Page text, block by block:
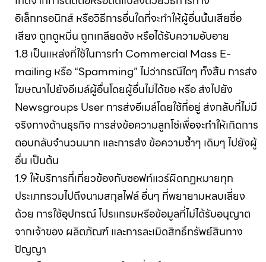
อิเล็กทรอนิกส์ หรือวิธีการอื่นใดที่จะทําให้ผู้อื่นนั้นเสียชื่อ
เสียง ถูกดูหมิ่น ถูกเกลียดชัง หรือได้รับความอับอาย
1.8 เป็นแหล่งที่ใช้ในการทำ Commercial Mass E-
mailing หรือ “Spamming” ไม่ว่ากรณีใดๆ ทั้งสิ้น การส่ง
โฆษณาไปยังอีเมล์ผู้อื่นโดยผู้อื่นไม่ได้ขอ หรือ ส่งไปยัง
Newsgroups User การส่งอีเมล์โดยใช้ที่อยู่ ส่งกลับที่ไม่มี
จริงทางด้านธุรกิจ การส่งข้อความลูกโซ่เพื่อจะทำให้เกิดการ
ตอบกลับจำนวนมาก และการส่ง ข้อความซ้ำๆ เดิมๆ ไปยังผู้
อื่น เป็นต้น
1.9 ให้บริการที่เกี่ยวข้องกับซอฟท์แวร์ผิดกฏหมายทุก
ประเภทรวมไปถึงนามสกุลไฟล์ อื่นๆ ที่พยายามหลบเลี่ยง
ด้วย การใช้อุปกรณ์ โปรแกรมหรือข้อมูลที่ไม่ได้รับอนุญาต
จากเจ้าของ ผลิตภัณฑ์ และการละเมิดสิทธิ์ทรัพย์สินทาง
ปัญญา